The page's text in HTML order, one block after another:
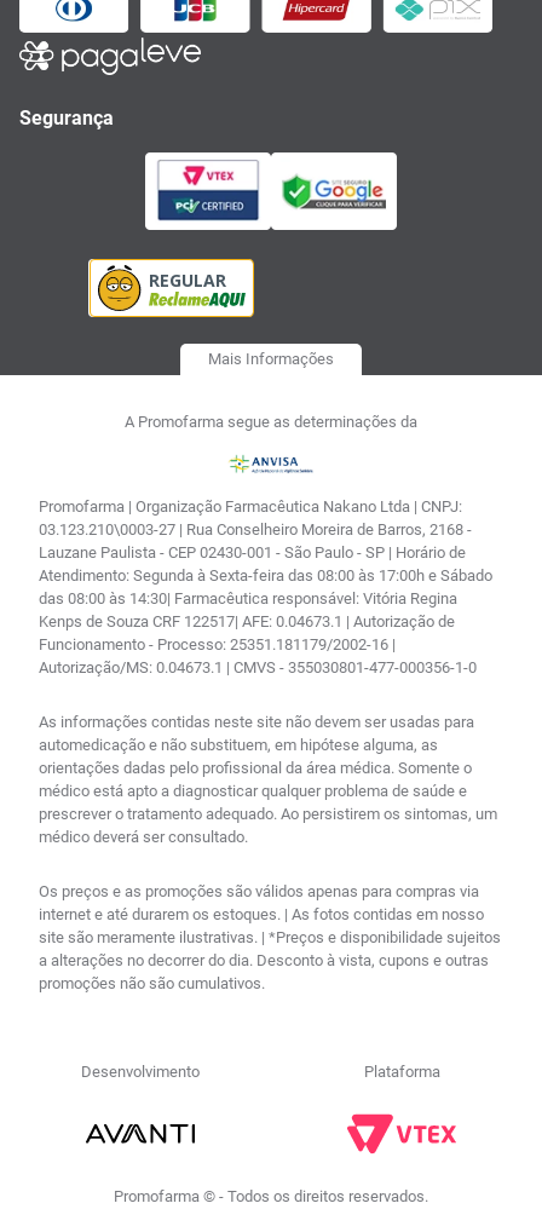
Segurança
Mais Informações
A Promofarma segue as determinações da
Promofarma | Organização Farmacêutica Nakano Ltda | CNPJ:
03.123.210\0003-27 | Rua Conselheiro Moreira de Barros, 2168 -
Lauzane Paulista - CEP 02430-001 - São Paulo - SP | Horário de
Atendimento: Segunda à Sexta-feira das 08:00 às 17:00h e Sábado
das 08:00 às 14:30| Farmacêutica responsável: Vitória Regina
Kenps de Souza CRF 122517| AFE: 0.04673.1 | Autorização de
Funcionamento - Processo: 25351.181179/2002-16 |
Autorização/MS: 0.04673.1 | CMVS - 355030801-477-000356-1-0
As informações contidas neste site não devem ser usadas para
automedicação e não substituem, em hipótese alguma, as
orientações dadas pelo profissional da área médica. Somente o
médico está apto a diagnosticar qualquer problema de saúde e
prescrever o tratamento adequado. Ao persistirem os sintomas, um
médico deverá ser consultado.
Os preços e as promoções são válidos apenas para compras via
internet e até durarem os estoques. | As fotos contidas em nosso
site são meramente ilustrativas. | *Preços e disponibilidade sujeitos
a alterações no decorrer do dia. Desconto à vista, cupons e outras
promoções não são cumulativos.
Desenvolvimento Plataforma
Promofarma © - Todos os direitos reservados.